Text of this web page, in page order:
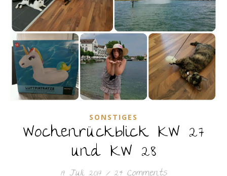
SONSTIGES
Wochenrückblick KW 27
und KW 28